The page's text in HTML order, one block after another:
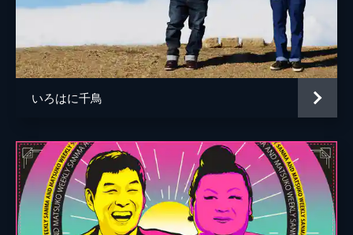
大人気写真集｢奇界遺産｣のフォトグラファー
佐藤健寿が､世界中の名だたる廃墟｢世界四大
廃墟｣を巡礼｡水辺に浮かぶ廃墟や､山頂にそ
びえる巨大廃墟などを目指す｡
34分
2015/6/18放送 ｢世界四大廃墟巡礼の旅｣後
る｢世界の四大廃墟を巡る旅｣完結編｡ラスト
はチェルノブイリの立ち入り禁止区域内へ｡
そこでは驚きの対面も｡
32分
2015/6/25放送 「マサイ戦士の妻」
いろはに千鳥